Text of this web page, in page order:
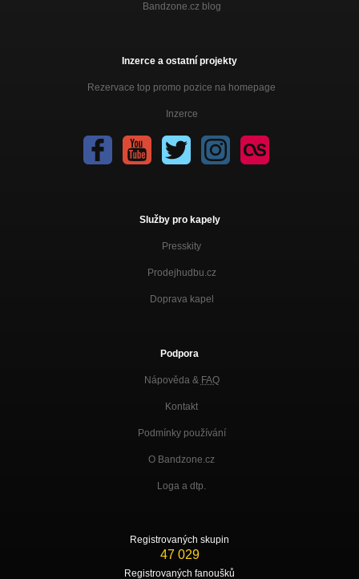
Bandzone.cz blog
Inzerce a ostatní projekty
Rezervace top promo pozice na homepage
Inzerce
Služby pro kapely
Presskity
Prodejhudbu.cz
Doprava kapel
Podpora
Nápověda & FAQ
Kontakt
Podmínky používání
O Bandzone.cz
Loga a dtp.
Registrovaných skupin
47 029
Registrovaných fanoušků